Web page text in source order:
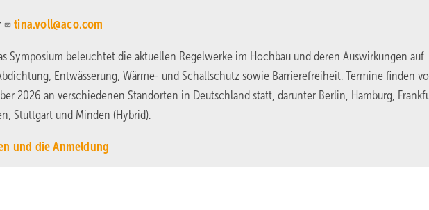
tina.voll@aco.com
Symposium beleuchtet die aktuellen Regelwerke im Hochbau und deren Auswirkungen auf
Entwässerung, Wärme- und Schallschutz sowie Barrierefreiheit. Termine finden
2026 an verschiedenen Standorten in Deutschland statt, darunter Berlin, Hamburg,
Stuttgart und Minden (Hybrid).
und die Anmeldung